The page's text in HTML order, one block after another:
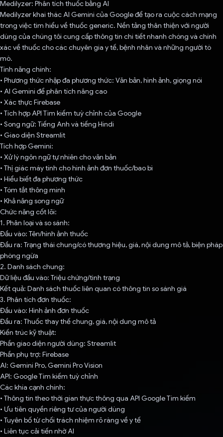
Medilyzer: Phân tích thuốc bằng AI
Medilyzer khai thác AI Gemini của Google để tạo ra cuộc cách mạng
trong việc tìm hiểu về thuốc generic. Nền tảng thân thiện với người
dùng của chúng tôi cung cấp thông tin chi tiết nhanh chóng và chính
xác về thuốc cho các chuyên gia y tế, bệnh nhân và những người tò
mò.
Tính năng chính:
• Phương thức nhập đa phương thức: Văn bản, hình ảnh, giọng nói
• AI Gemini để phân tích nâng cao
• Xác thực Firebase
• Tích hợp API Tìm kiếm tuỳ chỉnh của Google
• Song ngữ: Tiếng Anh và tiếng Hindi
• Giao diện Streamlit
Tích hợp Gemini:
• Xử lý ngôn ngữ tự nhiên cho văn bản
• Thị giác máy tính cho hình ảnh đơn thuốc/bao bì
• Hiểu biết đa phương thức
• Tóm tắt thông minh
• Khả năng song ngữ
Chức năng cốt lõi:
1. Phân loại và so sánh:
Đầu vào: Tên/hình ảnh thuốc
Đầu ra: Trạng thái chung/có thương hiệu, giá, nội dung mô tả, biện pháp
phòng ngừa
2. Danh sách chung:
Dữ liệu đầu vào: Triệu chứng/tình trạng
Kết quả: Danh sách thuốc liên quan có thông tin so sánh giá
3. Phân tích đơn thuốc:
Đầu vào: Hình ảnh đơn thuốc
Đầu ra: Thuốc thay thế chung, giá, nội dung mô tả
Kiến trúc kỹ thuật:
Phần giao diện người dùng: Streamlit
Phần phụ trợ: Firebase
AI: Gemini Pro, Gemini Pro Vision
API: Google Tìm kiếm tuỳ chỉnh
Các khía cạnh chính:
• Thông tin theo thời gian thực thông qua API Google Tìm kiếm
• Ưu tiên quyền riêng tư của người dùng
• Tuyên bố từ chối trách nhiệm rõ ràng về y tế
• Liên tục cải tiến nhờ AI